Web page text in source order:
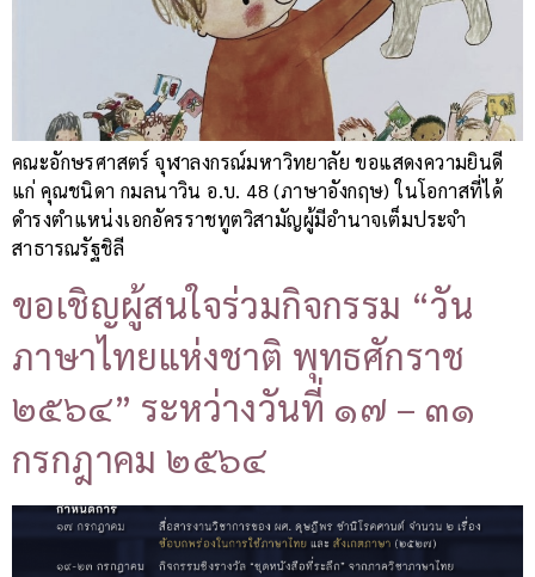
คณะอักษรศาสตร์ จุฬาลงกรณ์มหาวิทยาลัย ขอแสดงความยินดี
แก่ คุณชนิดา กมลนาวิน อ.บ. 48 (ภาษาอังกฤษ) ในโอกาสที่ได้
ดำรงตำแหน่งเอกอัครราชทูตวิสามัญผู้มีอำนาจเต็มประจำ
สาธารณรัฐชิลี
ขอเชิญผู้สนใจร่วมกิจกรรม “วัน
ภาษาไทยแห่งชาติ พุทธศักราช
๒๕๖๔” ระหว่างวันที่ ๑๗ – ๓๑
กรกฎาคม ๒๕๖๔